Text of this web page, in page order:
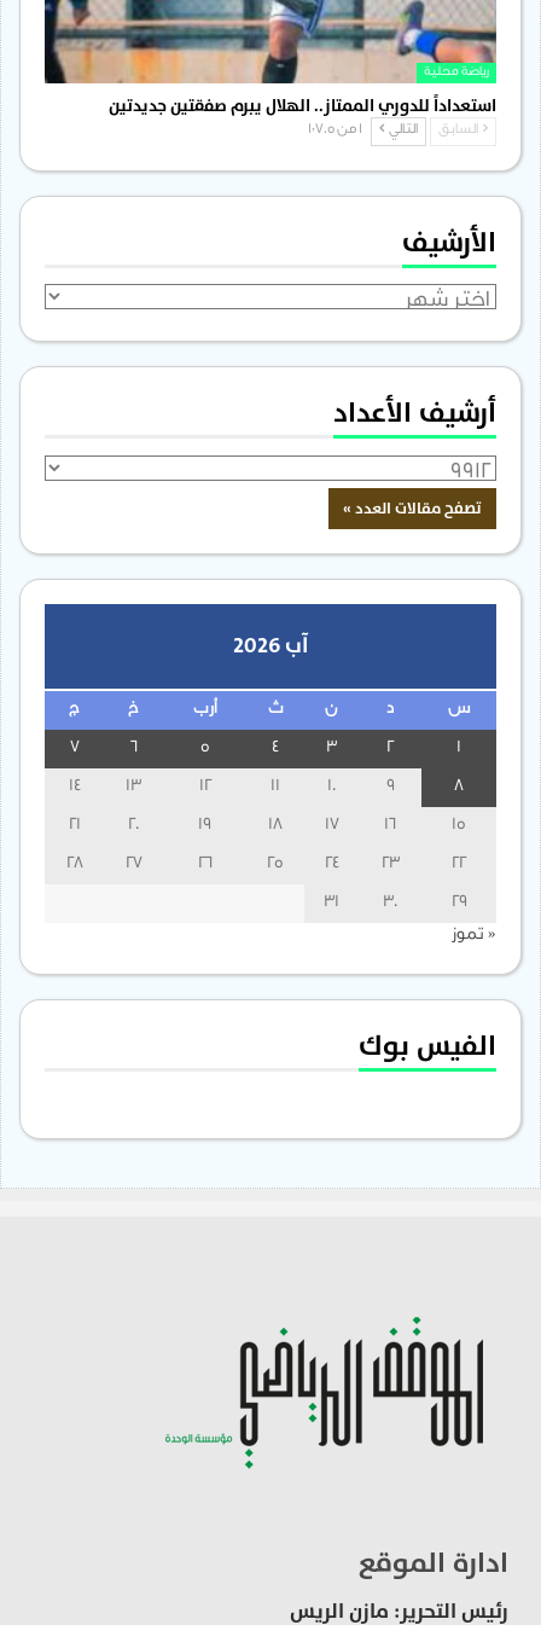
رياضة محلية
استعداداً للدوري الممتاز.. الهلال يبرم صفقتين جديدتين
السابق التالي
الأرشيف
الأرشيف
أرشيف الأعداد
آب 2026
س ن ث أرب خ ج
3
13
14
15
16
17
18
19
20
21
22
23
24
25
26
27
28
29
30
31
« تموز
الفيس بوك
ادارة الموقع
رئيس التحرير: مازن الريس